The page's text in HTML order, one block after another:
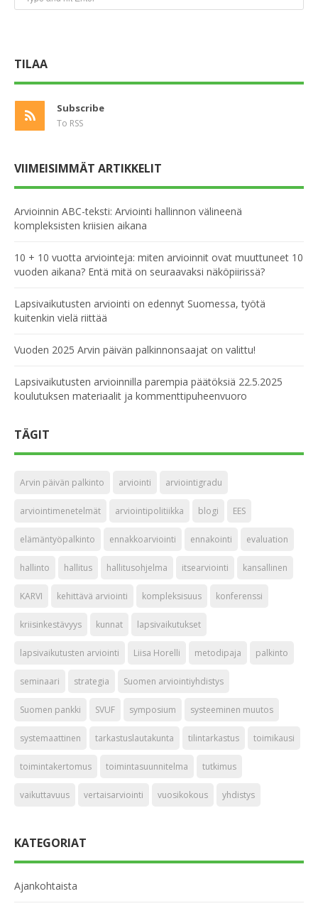
TILAA
Subscribe
To RSS
VIIMEISIMMÄT ARTIKKELIT
Arvioinnin ABC-teksti: Arviointi hallinnon välineenä
kompleksisten kriisien aikana
10 + 10 vuotta arviointeja: miten arvioinnit ovat muuttuneet 10
vuoden aikana? Entä mitä on seuraavaksi näköpiirissä?
Lapsivaikutusten arviointi on edennyt Suomessa, työtä
kuitenkin vielä riittää
Vuoden 2025 Arvin päivän palkinnonsaajat on valittu!
Lapsivaikutusten arvioinnilla parempia päätöksiä 22.5.2025
koulutuksen materiaalit ja kommenttipuheenvuoro
TÄGIT
Arvin päivän palkinto arviointi arviointigradu
arviointimenetelmät arviointipolitiikka blogi EES
elämäntyöpalkinto ennakkoarviointi ennakointi evaluation
hallinto hallitus hallitusohjelma itsearviointi kansallinen
KARVI kehittävä arviointi kompleksisuus konferenssi
kriisinkestävyys kunnat lapsivaikutukset
lapsivaikutusten arviointi Liisa Horelli metodipaja palkinto
seminaari strategia Suomen arviointiyhdistys
Suomen pankki SVUF symposium systeeminen muutos
systemaattinen tarkastuslautakunta tilintarkastus toimikausi
toimintakertomus toimintasuunnitelma tutkimus
vaikuttavuus vertaisarviointi vuosikokous yhdistys
KATEGORIAT
Ajankohtaista